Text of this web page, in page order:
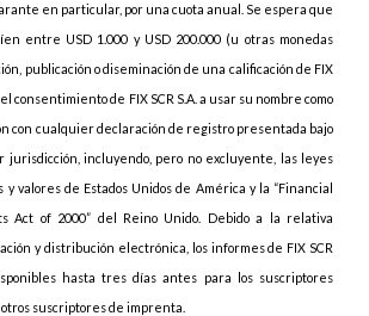
en particular, por una cuota anual. Se espera que
entre USD 1.000 y USD 200.000 (u otras monedas
publicación o diseminación de una calificación de FIX
consentimiento de FIX SCR S.A. a usar su nombre como
con cualquier declaración de registro presentada bajo
jurisdicción, incluyendo, pero no excluyente, las leyes
valores de Estados Unidos de América y la “Financial
Act of 2000” del Reino Unido. Debido a la relativa
y distribución electrónica, los informes de FIX SCR
hasta tres días antes para los suscriptores
suscriptores de imprenta.